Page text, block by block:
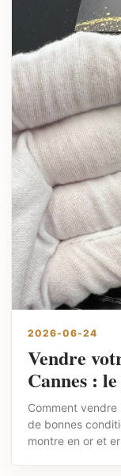
2026-06-24
Vendre
Cannes :
Comment
de bonnes
montre en or et